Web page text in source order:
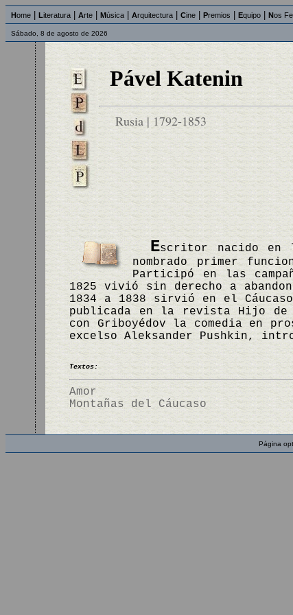
Home Literatura Arte Música Arquitectura Cine Premios Equipo Nos
Sábado, 8 de agosto de 2026
Pável Katenin
Rusia | 1792-1853
Escritor nacido en
nombrado primer
Participó en las
1825 vivió sin derecho a
1834 a 1838 sirvió en el
publicada en la revista Hijo de
con Griboyédov la comedia en
excelso Aleksander Pushkin,
Textos:
Amor
Montañas del Cáucaso
Página